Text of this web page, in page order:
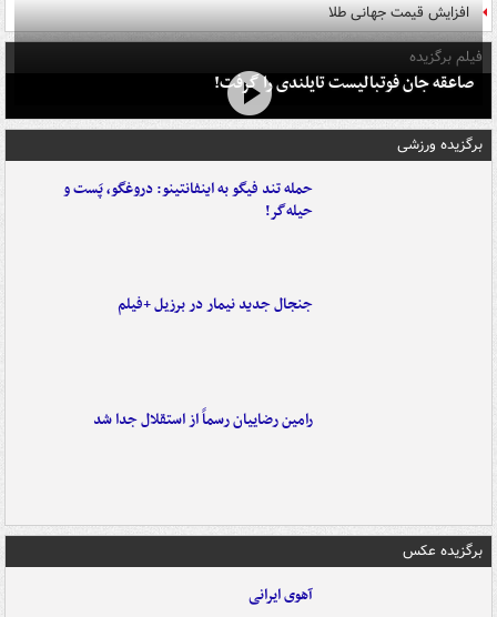
افزایش قیمت جهانی طلا
فیلم برگزیده
صاعقه جان فوتبالیست تایلندی را گرفت!
برگزیده ورزشی
حمله تند فیگو به اینفانتینو: دروغگو، پَست‌ و
حیله‌گر!
جنجال جدید نیمار در برزیل +فیلم
رامین رضاییان رسماً از استقلال جدا شد
برگزیده عکس
آهوی ایرانی